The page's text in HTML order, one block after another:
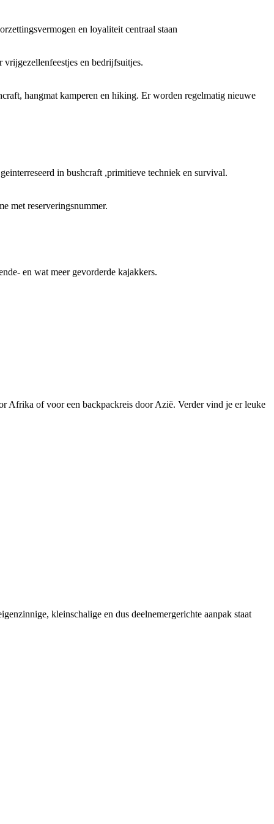
en loyaliteit centraal staan
en bedrijfsuitjes.
hangmat kamperen en hiking. Er worden regelmatig nieuwe
in bushcraft ,primitieve techniek en survival.
met reserveringsnummer.
en wat meer gevorderde kajakkers.
Afrika of voor een backpackreis door Azië. Verder vind je er leuke
kleinschalige en dus deelnemergerichte aanpak staat